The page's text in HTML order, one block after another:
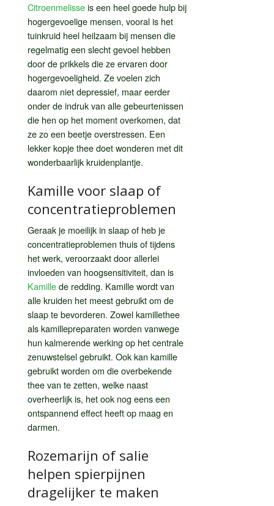
Citroenmelisseis een heel goede hulp bij
hogergevoelige mensen, vooral is het
tuinkruid heel heilzaam bij mensen die
regelmatig een slecht gevoel hebben
door de prikkels die ze ervaren door
hogergevoeligheid. Ze voelen zich
daarom niet depressief, maar eerder
onder de indruk van alle gebeurtenissen
die hen op het moment overkomen, dat
ze zo een beetje overstressen. Een
lekker kopje thee doet wonderen met dit
wonderbaarlijk kruidenplantje.
Kamille voor slaap of
concentratieproblemen
Geraak je moeilijk in slaap of heb je
concentratieproblemen thuis of tijdens
het werk, veroorzaakt door allerlei
invloeden van hoogsensitiviteit, dan is
Kamillede redding. Kamille wordt van
alle kruiden het meest gebruikt om de
slaap te bevorderen. Zowel kamillethee
als kamillepreparaten worden vanwege
hun kalmerende werking op het centrale
zenuwstelsel gebruikt. Ook kan kamille
gebruikt worden om die overbekende
thee van te zetten, welke naast
overheerlijk is, het ook nog eens een
ontspannend effect heeft op maag en
darmen.
Rozemarijn of salie
helpen spierpijnen
dragelijker te maken